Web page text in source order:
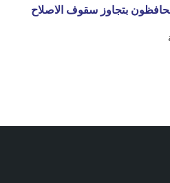
بتجاوز سقوف الاصلاح